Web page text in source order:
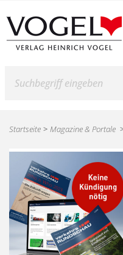
Startseite Magazine & Portale